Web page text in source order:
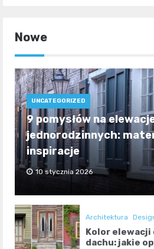
Nowe
UNCATEGORIZED
9 pomysłów na
jednorodzinnych:
inspiracje
10 stycznia 2026
Architektura
Kolor elewacji
dachu: jakie